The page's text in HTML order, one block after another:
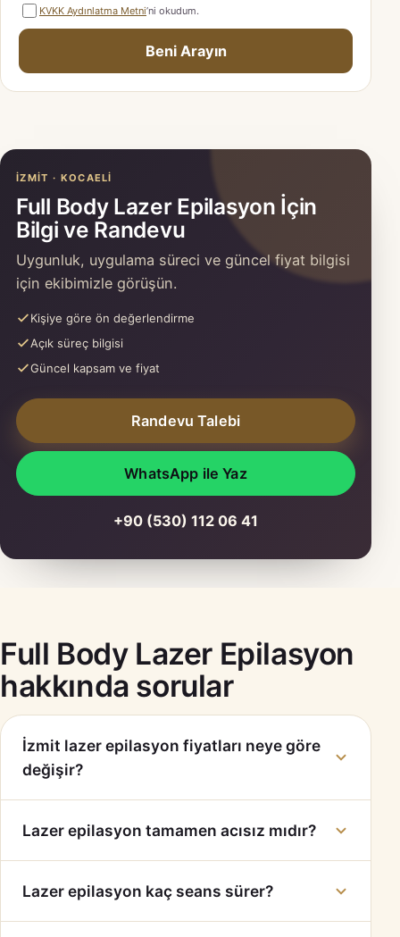
KVKK Aydınlatma Metni’ni okudum.
Beni Arayın
İZMIT · KOCAELI
Full Body Lazer Epilasyon İçin
Bilgi ve Randevu
Uygunluk, uygulama süreci ve güncel fiyat bilgisi
için ekibimizle görüşün.
Kişiye göre ön değerlendirme
Açık süreç bilgisi
Güncel kapsam ve fiyat
Randevu Talebi
WhatsApp ile Yaz
+90 (530) 112 06 41
Full Body Lazer Epilasyon
hakkında sorular
İzmit lazer epilasyon fiyatları neye göre
değişir?
Lazer epilasyon tamamen acısız mıdır?
Lazer epilasyon kaç seans sürer?